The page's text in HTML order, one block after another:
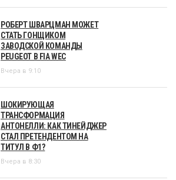
РОБЕРТ ШВАРЦМАН МОЖЕТ
СТАТЬ ГОНЩИКОМ
ЗАВОДСКОЙ КОМАНДЫ
PEUGEOT В FIA WEC
Вчера в 9:10
ШОКИРУЮЩАЯ
ТРАНСФОРМАЦИЯ
АНТОНЕЛЛИ: КАК ТИНЕЙДЖЕР
СТАЛ ПРЕТЕНДЕНТОМ НА
ТИТУЛ В Ф1?
Вчера в 8:30